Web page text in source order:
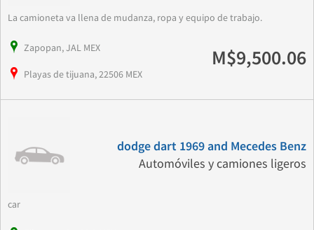
La camioneta va llena de mudanza, ropa y equipo de trabajo.
Zapopan, JAL MEX
Playas de tijuana, 22506 MEX
M$9,500.06
dodge dart 1969 and Mecedes Benz
Automóviles y camiones ligeros
car